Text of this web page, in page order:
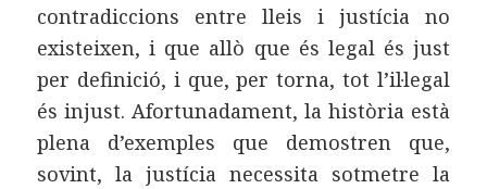
contradiccions entre lleis i justícia no
existeixen, i que allò que és legal és just
per definició, i que, per torna, tot l’il·legal
és injust. Afortunadament, la història està
plena d’exemples que demostren que,
sovint, la justícia necessita sotmetre la